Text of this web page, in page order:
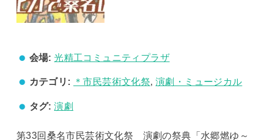
会場: 光精工コミュニティプラザ
カテゴリ: ＊市民芸術文化祭, 演劇・ミュージカル
タグ: 演劇
第33回桑名市民芸術文化祭 演劇の祭典「水郷燃ゆ～